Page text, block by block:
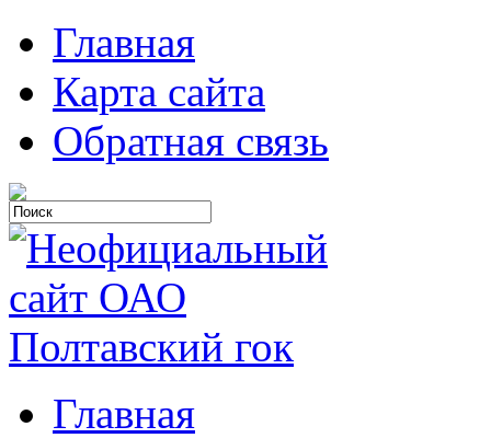
Главная
Карта сайта
Обратная связь
Главная